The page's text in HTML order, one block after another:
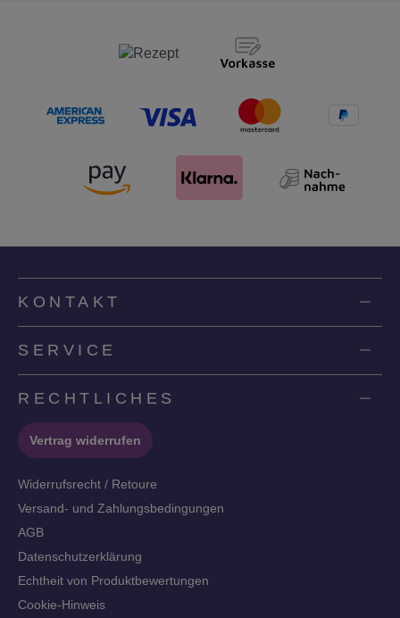
KONTAKT
SERVICE
RECHTLICHES
Vertrag widerrufen
Widerrufsrecht / Retoure
Versand- und Zahlungsbedingungen
AGB
Datenschutzerklärung
Echtheit von Produktbewertungen
Cookie-Hinweis